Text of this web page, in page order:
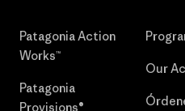
Patagonia Action
Works™
Patagonia
Provisions®
Our